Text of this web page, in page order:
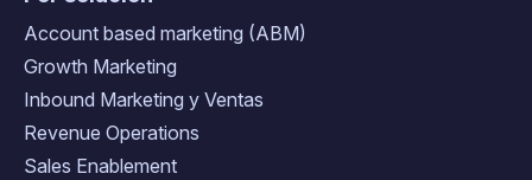
Account based marketing (ABM)
Growth Marketing
Inbound Marketing y Ventas
Revenue Operations
Sales Enablement